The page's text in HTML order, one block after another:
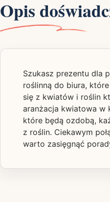
Opis
Szukasz prezentu dla
roślinną do biura,
się z kwiatów i roślin
aranżacja kwiatowa w
które będą ozdobą,
z roślin. Ciekawym
warto zasięgnąć